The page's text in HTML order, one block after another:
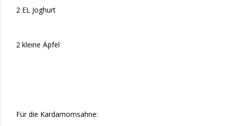
2 EL Joghurt
2 kleine Äpfel
Für die Kardamomsahne: